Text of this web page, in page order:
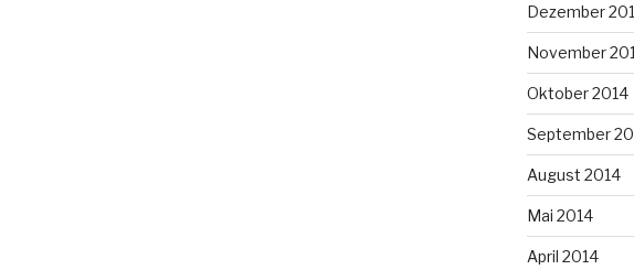
Dezember
November
Oktober 2014
September
August 2014
Mai 2014
April 2014